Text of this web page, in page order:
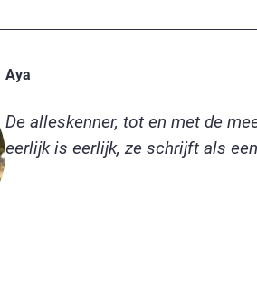
Aya
De alleskenner, tot en met de
eerlijk is eerlijk, ze schrijft als